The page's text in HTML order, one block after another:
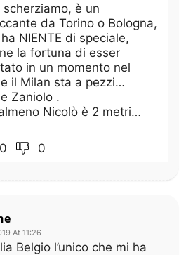
scherziamo, è un
da Torino o Bologna,
NIENTE di speciale,
la fortuna di esser
in un momento nel
il Milan sta a pezzi…
Zaniolo .
Nicolò è 2 metri…
0 0
At 11:26
Belgio l’unico che mi ha